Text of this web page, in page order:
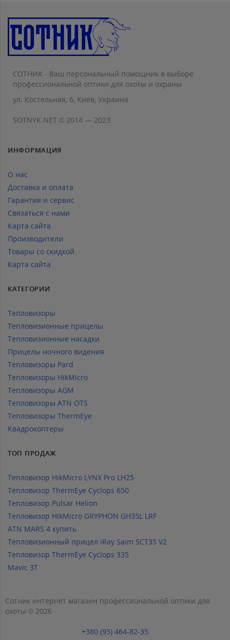
СОТНИК - Ваш персональный помощник в выборе
профессиональной оптики для охоты и охраны
ул. Костельная, 6, Киев, Украина
SOTNYK.NET © 2014 — 2023
ИНФОРМАЦИЯ
О нас
Доставка и оплата
Гарантия и сервис
Связаться с нами
Карта сайта
Производители
Товары со скидкой
Карта сайта
КАТЕГОРИИ
Тепловизоры
Тепловизионные прицелы
Тепловизионные насадки
Прицелы ночного видения
Тепловизоры Pard
Тепловизоры HikMicro
Тепловизоры AGM
Тепловизоры ATN OTS
Тепловизоры ThermEye
Квадрокоптеры
ТОП ПРОДАЖ
Тепловизор HikMicro LYNX Pro LH25
Тепловизор ThermEye Cyclops 650
Тепловизор Pulsar Helion
Тепловизор HikMicro GRYPHON GH35L LRF
ATN MARS 4 купить
Тепловизионный прицел iRay Saim SCT35 V2
Тепловизор ThermEye Cyclops 335
Mavic 3T
Сотник интернет магазин профессиональной оптики для
охоты © 2026
+380 (95) 464-82-35